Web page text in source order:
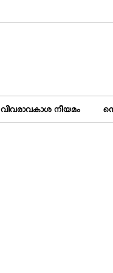
വിവരാവകാശ നിയമം